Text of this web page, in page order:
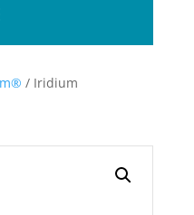
/ Iridium